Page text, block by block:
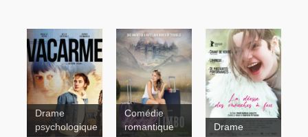
Drame
psychologique
Comédie
romantique
Drame